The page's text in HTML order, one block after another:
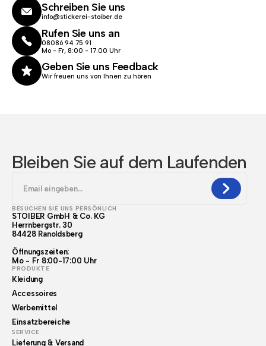
Schreiben Sie uns
info@stickerei-stoiber.de
Rufen Sie uns an
08086 94 75 91
Mo - Fr, 8:00 - 17.00 Uhr
Geben Sie uns Feedback
Wir freuen uns von Ihnen zu hören
Bleiben Sie auf dem Laufenden
BESUCHEN SIE UNS PERSÖNLICH
STOIBER GmbH & Co. KG
Herrnbergstr. 30
84428 Ranoldsberg
Öffnungszeiten:
Mo - Fr 8:00-17:00 Uhr
PRODUKTE
Kleidung
Accessoires
Werbemittel
Einsatzbereiche
SERVICE
Lieferung & Versand